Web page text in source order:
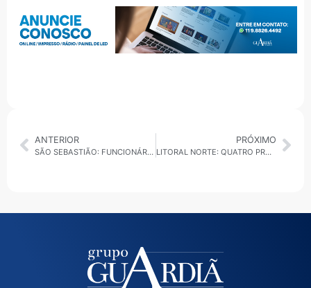
ANTERIOR
SÃO SEBASTIÃO: FUNCIONÁRIO FICA FERIDO EM INCÊNDIO NA CASA DO ÓLEO
PRÓXIMO
LITORAL NORTE: QUATRO PRAIAS ESTÃO IMPRÓPRIAS PARA BANHO, APONTA CETESB